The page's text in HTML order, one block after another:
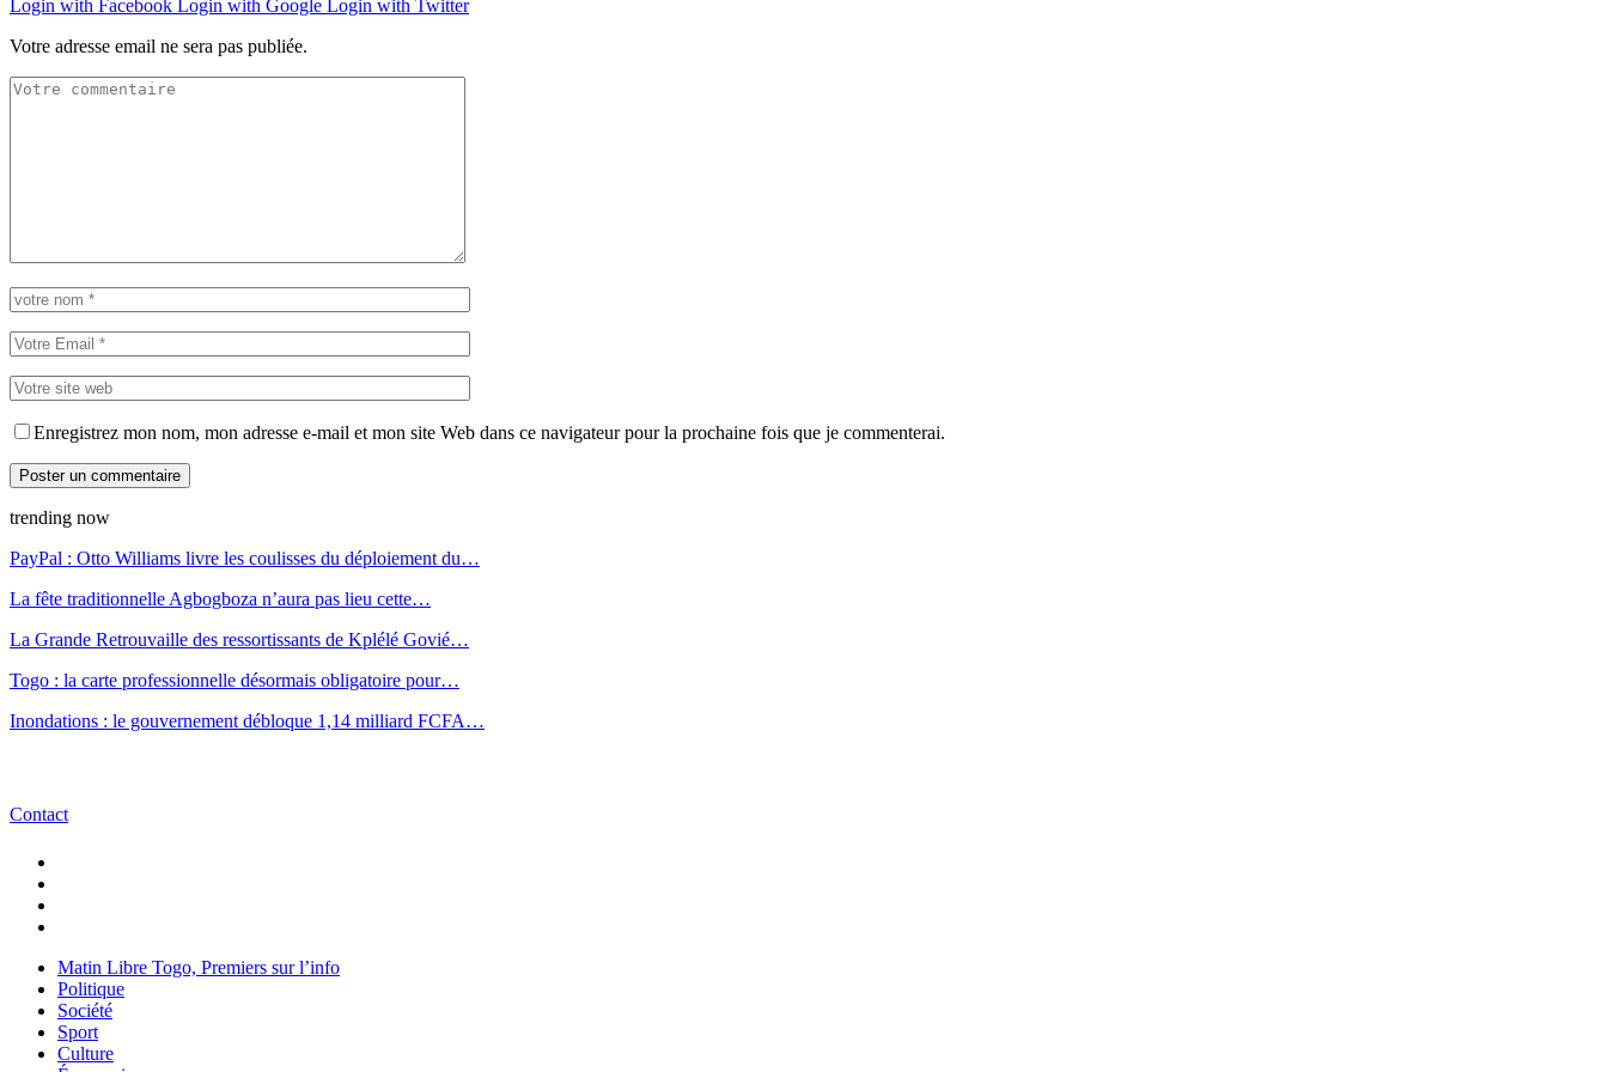
Login with Facebook Login with Google Login with Twitter
Votre adresse email ne sera pas publiée.
Enregistrez mon nom, mon adresse e-mail et mon site Web dans ce navigateur pour la prochaine fois que je commenterai.
trending now
PayPal : Otto Williams livre les coulisses du déploiement du…
La fête traditionnelle Agbogboza n’aura pas lieu cette…
La Grande Retrouvaille des ressortissants de Kplélé Govié…
Togo : la carte professionnelle désormais obligatoire pour…
Inondations : le gouvernement débloque 1,14 milliard FCFA…
Contact
Matin Libre Togo, Premiers sur l’info
Politique
Société
Sport
Culture